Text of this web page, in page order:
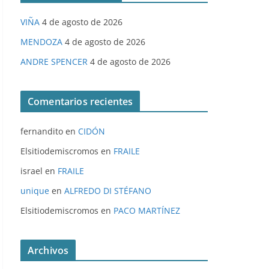
VIÑA 4 de agosto de 2026
MENDOZA 4 de agosto de 2026
ANDRE SPENCER 4 de agosto de 2026
Comentarios recientes
fernandito en CIDÓN
Elsitiodemiscromos en FRAILE
israel en FRAILE
unique en ALFREDO DI STÉFANO
Elsitiodemiscromos en PACO MARTÍNEZ
Archivos